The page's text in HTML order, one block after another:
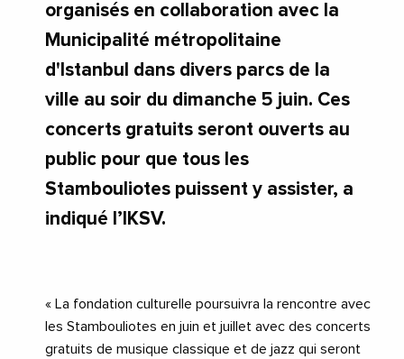
organisés en collaboration avec la
Municipalité métropolitaine
d'Istanbul dans divers parcs de la
ville au soir du dimanche 5 juin. Ces
concerts gratuits seront ouverts au
public pour que tous les
Stambouliotes puissent y assister, a
indiqué l’IKSV.
« La fondation culturelle poursuivra la rencontre avec
les Stambouliotes en juin et juillet avec des concerts
gratuits de musique classique et de jazz qui seront